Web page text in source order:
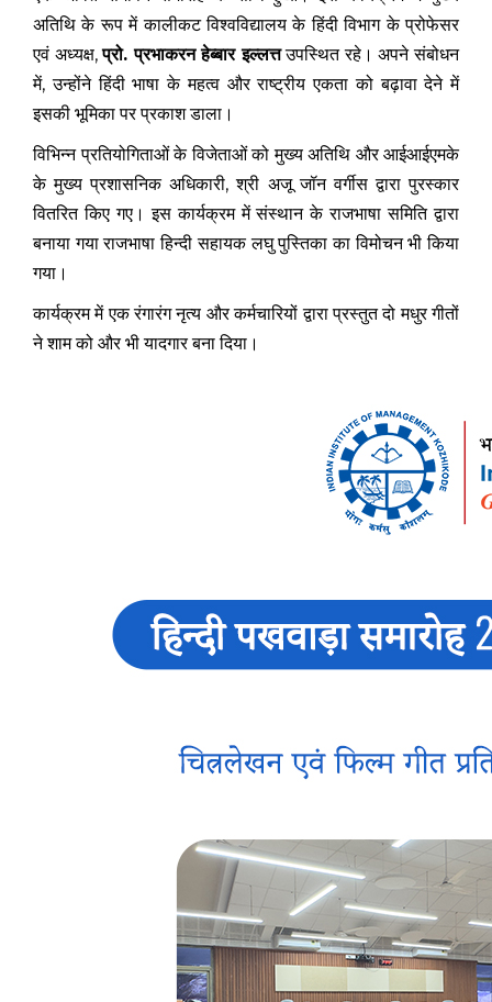
अतिथि के रूप में कालीकट विश्वविद्यालय के हिंदी विभाग के प्रोफेसर
एवं अध्यक्ष,प्रो. प्रभाकरन हेब्बार इल्लत्तउपस्थित रहे। अपने संबोधन
में, उन्होंने हिंदी भाषा के महत्व और राष्ट्रीय एकता को बढ़ावा देने में
इसकी भूमिका पर प्रकाश डाला।
विभिन्न प्रतियोगिताओं के विजेताओं को मुख्य अतिथि और आईआईएमके
के मुख्य प्रशासनिक अधिकारी, श्री अजू जॉन वर्गीस द्वारा पुरस्कार
वितरित किए गए। इस कार्यक्रम में संस्थान के राजभाषा समिति द्वारा
बनाया गया राजभाषा हिन्दी सहायक लघु पुस्तिका का विमोचन भी किया
गया।
कार्यक्रम में एक रंगारंग नृत्य और कर्मचारियों द्वारा प्रस्तुत दो मधुर गीतों
ने शाम को और भी यादगार बना दिया।